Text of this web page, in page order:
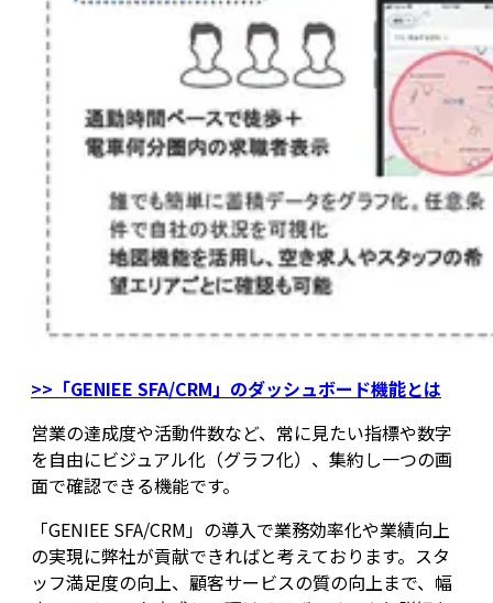
>>「GENIEE SFA/CRM」のダッシュボード機能とは
営業の達成度や活動件数など、常に見たい指標や数字
を自由にビジュアル化（グラフ化）、集約し一つの画
面で確認できる機能です。
「GENIEE SFA/CRM」の導入で業務効率化や業績向上
の実現に弊社が貢献できればと考えております。スタ
ッフ満足度の向上、顧客サービスの質の向上まで、幅